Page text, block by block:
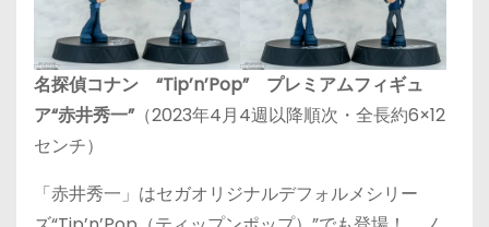
名探偵コナン “Tip’n’Pop” プレミアムフィギュ
ア“赤井秀一”（2023年4月4週以降順次・全長約6×12
センチ）
「赤井秀一」はセガオリジナルデフォルメシリー